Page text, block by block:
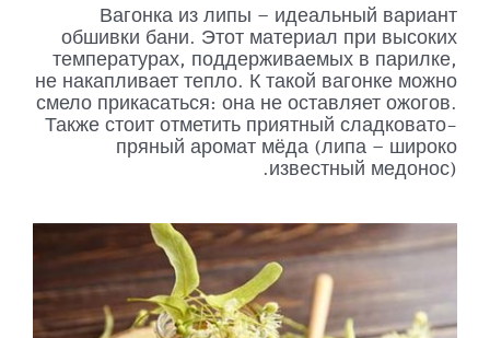
Вагонка из липы – идеальный вариант
обшивки бани. Этот материал при высоких
температурах, поддерживаемых в парилке,
не накапливает тепло. К такой вагонке можно
смело прикасаться: она не оставляет ожогов.
Также стоит отметить приятный сладковато-
пряный аромат мёда (липа – широко
известный медонос).